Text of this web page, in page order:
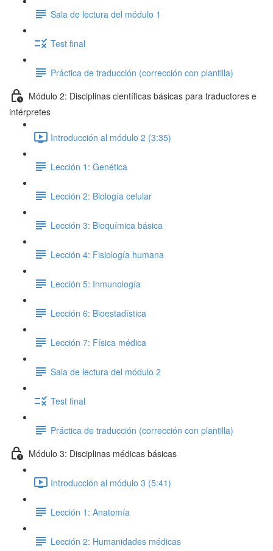
Sala de lectura del módulo 1
Test final
Práctica de traducción (corrección con plantilla)
Módulo 2: Disciplinas científicas básicas para traductores e
intérpretes
Introducción al módulo 2 (3:35)
Lección 1: Genética
Lección 2: Biología celular
Lección 3: Bioquímica básica
Lección 4: Fisiología humana
Lección 5: Inmunología
Lección 6: Bioestadística
Lección 7: Física médica
Sala de lectura del módulo 2
Test final
Práctica de traducción (corrección con plantilla)
Módulo 3: Disciplinas médicas básicas
Introducción al módulo 3 (5:41)
Lección 1: Anatomía
Lección 2: Humanidades médicas